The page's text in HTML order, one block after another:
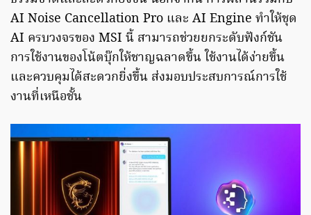
AI Noise Cancellation Pro และ AI Engine ทำให้ชุด
AI ครบวงจรของ MSI นี้ สามารถช่วยยกระดับฟังก์ชัน
การใช้งานของโน้ตบุ๊กให้ชาญฉลาดขึ้น ใช้งานได้ง่ายขึ้น
และควบคุมได้สะดวกยิ่งขึ้น ส่งมอบประสบการณ์การใช้
งานที่เหนือชั้น